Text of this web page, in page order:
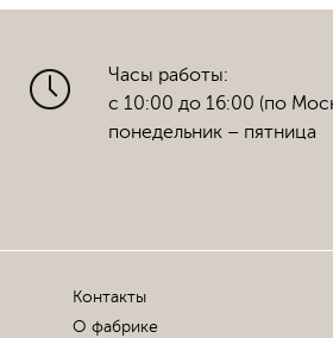
Часы работы:
с 10:00 до 16:00 (по
понедельник – пятница
Контакты
О фабрике